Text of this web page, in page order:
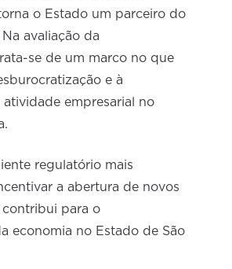
o Estado um parceiro do
avaliação da
se de um marco no que
e à
empresarial no
regulatório mais
a abertura de novos
para o
economia no Estado de São